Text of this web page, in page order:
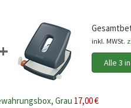
+ inkl. MWSt.
Alle 3
Grau 17,00 €